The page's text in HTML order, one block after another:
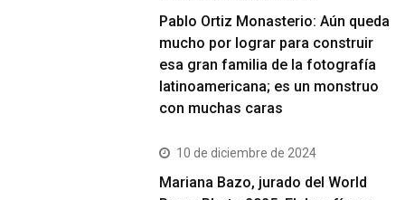
Pablo Ortiz Monasterio: Aún queda
mucho por lograr para construir
esa gran familia de la fotografía
latinoamericana; es un monstruo
con muchas caras
10 de diciembre de 2024
Mariana Bazo, jurado del World